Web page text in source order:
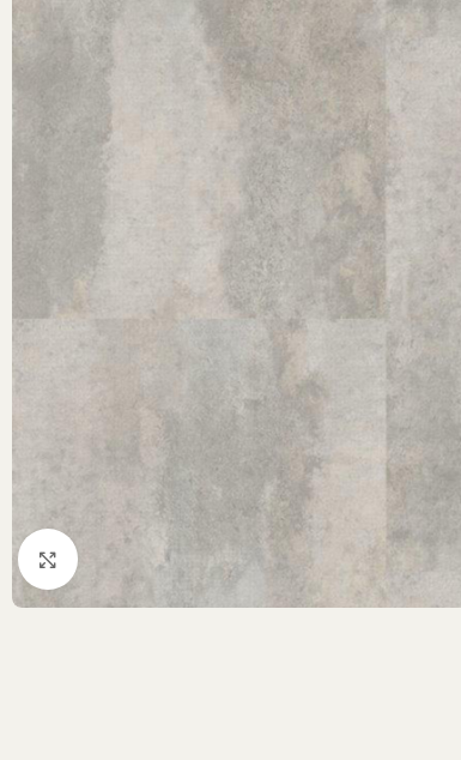
Klik om te vergroten